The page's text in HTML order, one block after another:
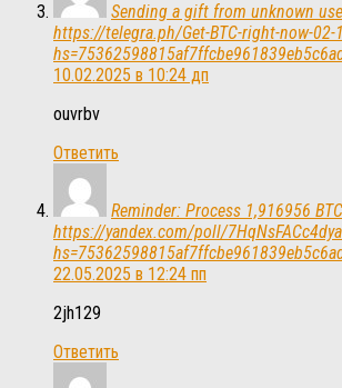
Sending a gift from unknown
https://telegra.ph/Get-BTC-right-now-02-
10.02.2025 в 10:24 дп
ouvrbv
Ответить
Reminder: Process 1,916956
https://yandex.com/poll/
22.05.2025 в 12:24 пп
2jh129
Ответить